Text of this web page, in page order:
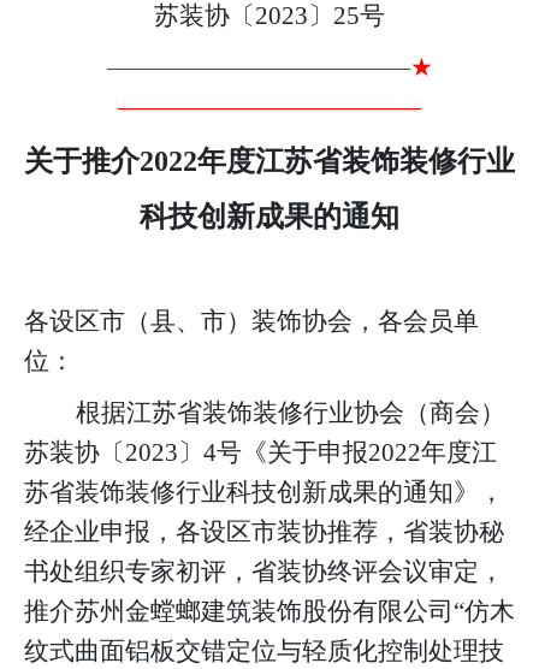
苏装协〔 2023 〕 25号
————————————★
————————————
关于推介2022年度江苏省装饰装修行业
科技创新成果的通知
各设区市（县、市）装饰协会，各会员单
位：
根据江苏省装饰装修行业协会（商会）
苏装协 〔 2023 〕 4号《关于申报2022年度江
苏省装饰装修行业科技创新成果的通知》，
经企业申报，各设区市装协推荐，省装协秘
书处组织专家初评，省装协终评会议审定，
推介苏州金螳螂建筑装饰股份有限公司 “仿木
纹式曲面铝板交错定位与轻质化控制处理技